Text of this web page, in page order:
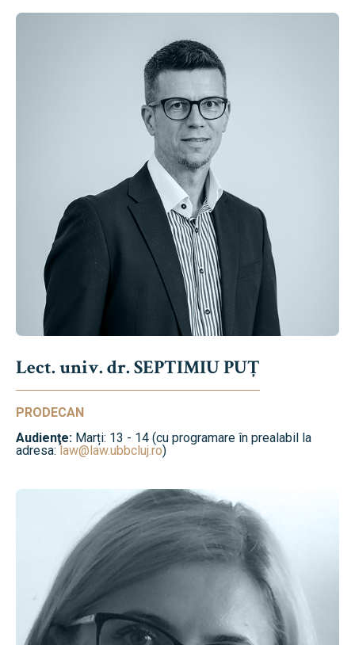
Lect. univ. dr. SEPTIMIU PUȚ
PRODECAN
Audienţe: Marți: 13 - 14 (cu programare în prealabil la
adresa:law@law.ubbcluj.ro)